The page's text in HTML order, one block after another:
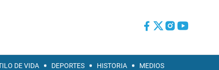
DE VIDA DEPORTES HISTORIA MEDIOS